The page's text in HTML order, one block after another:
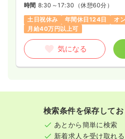
夜勤のみ（パート）
給与 3.6万円/回
気になる
時間 8:30～17:30 （休憩60分）
土日祝休み
年間休日124日
オ
月給40万円以上可
気になる
検索条件を保存してお
あとから簡単に検索
新着求人を受け取れる